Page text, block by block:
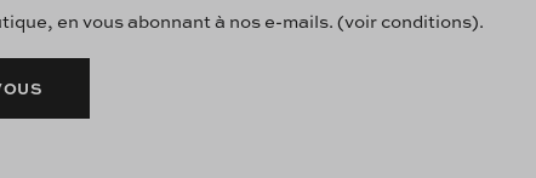
en vous abonnant à nos e-mails. (voir conditions).